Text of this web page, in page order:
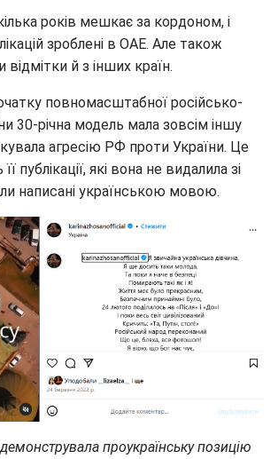
років мешкає за кордоном, і
зроблені в ОАЕ. Але також
й з інших країн.
повномасштабної російсько-
30-річна модель мала зовсім іншу
агресію РФ проти України. Це
публікації, які вона не видалила зі
написані українською мовою.
проукраїнську позицію